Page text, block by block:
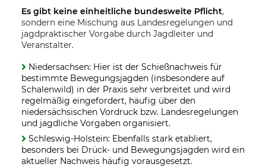
Es gibt keine einheitliche bundesweite Pflicht,
sondern eine Mischung aus Landesregelungen und
jagdpraktischer Vorgabe durch Jagdleiter und
Veranstalter.
Niedersachsen: Hier ist der Schießnachweis für
bestimmte Bewegungsjagden (insbesondere auf
Schalenwild) in der Praxis sehr verbreitet und wird
regelmäßig eingefordert, häufig über den
niedersächsischen Vordruck bzw. Landesregelungen
und jagdliche Vorgaben organisiert.
Schleswig-Holstein: Ebenfalls stark etabliert,
besonders bei Drück- und Bewegungsjagden wird ein
aktueller Nachweis häufig vorausgesetzt.